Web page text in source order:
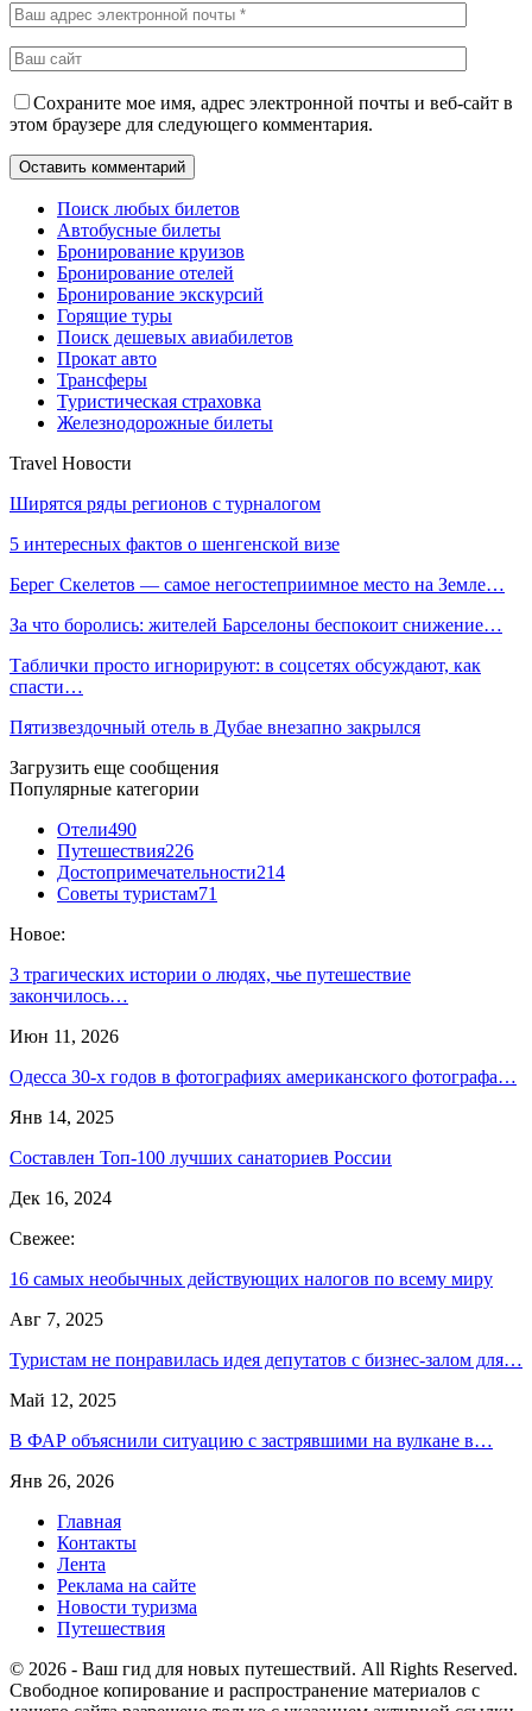
Сохраните мое имя, адрес электронной почты и веб-сайт в
этом браузере для следующего комментария.
Поиск любых билетов
Автобусные билеты
Бронирование круизов
Бронирование отелей
Бронирование экскурсий
Горящие туры
Поиск дешевых авиабилетов
Прокат авто
Трансферы
Туристическая страховка
Железнодорожные билеты
Travel Новости
Ширятся ряды регионов с турналогом
5 интересных фактов о шенгенской визе
Берег Скелетов — самое негостеприимное место на Земле…
За что боролись: жителей Барселоны беспокоит снижение…
Таблички просто игнорируют: в соцсетях обсуждают, как
спасти…
Пятизвездочный отель в Дубае внезапно закрылся
Загрузить еще сообщения
Популярные категории
Отели490
Путешествия226
Достопримечательности214
Советы туристам71
Новое:
3 трагических истории о людях, чье путешествие
закончилось…
Июн 11, 2026
Одесса 30-х годов в фотографиях американского фотографа…
Янв 14, 2025
Составлен Топ-100 лучших санаториев России
Дек 16, 2024
Свежее:
16 самых необычных действующих налогов по всему миру
Авг 7, 2025
Туристам не понравилась идея депутатов с бизнес-залом для…
Май 12, 2025
В ФАР объяснили ситуацию с застрявшими на вулкане в…
Янв 26, 2026
Главная
Контакты
Лента
Реклама на сайте
Новости туризма
Путешествия
© 2026 - Ваш гид для новых путешествий. All Rights Reserved.
Свободное копирование и распространение материалов с